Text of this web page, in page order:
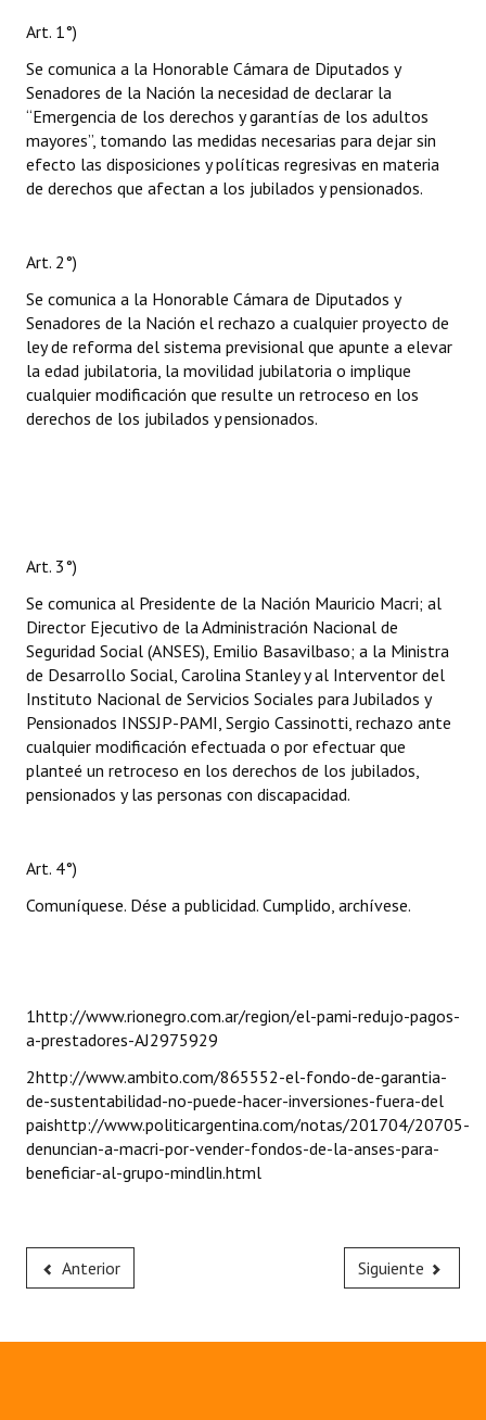
Art. 1°)
Se comunica a la Honorable Cámara de Diputados y
Senadores de la Nación la necesidad de declarar la
“Emergencia de los derechos y garantías de los adultos
mayores”, tomando las medidas necesarias para dejar sin
efecto las disposiciones y políticas regresivas en materia
de derechos que afectan a los jubilados y pensionados.
Art. 2°)
Se comunica a la Honorable Cámara de Diputados y
Senadores de la Nación el rechazo a cualquier proyecto de
ley de reforma del sistema previsional que apunte a elevar
la edad jubilatoria, la movilidad jubilatoria o implique
cualquier modificación que resulte un retroceso en los
derechos de los jubilados y pensionados.
Art. 3°)
Se comunica al Presidente de la Nación Mauricio Macri; al
Director Ejecutivo de la Administración Nacional de
Seguridad Social (ANSES), Emilio Basavilbaso; a la Ministra
de Desarrollo Social, Carolina Stanley y al Interventor del
Instituto Nacional de Servicios Sociales para Jubilados y
Pensionados INSSJP-PAMI, Sergio Cassinotti, rechazo ante
cualquier modificación efectuada o por efectuar que
planteé un retroceso en los derechos de los jubilados,
pensionados y las personas con discapacidad.
Art. 4°)
Comuníquese. Dése a publicidad. Cumplido, archívese.
1http://www.rionegro.com.ar/region/el-pami-redujo-pagos-
a-prestadores-AJ2975929
2http://www.ambito.com/865552-el-fondo-de-garantia-
de-sustentabilidad-no-puede-hacer-inversiones-fuera-del
paishttp://www.politicargentina.com/notas/201704/20705-
denuncian-a-macri-por-vender-fondos-de-la-anses-para-
beneficiar-al-grupo-mindlin.html
Anterior Siguiente